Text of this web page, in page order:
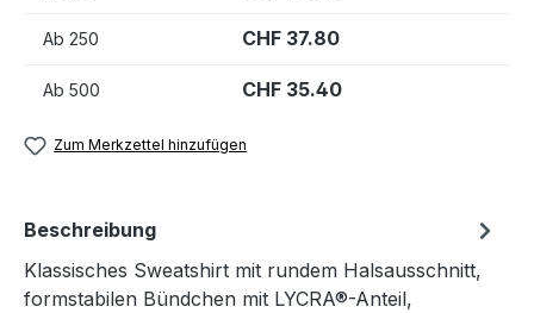
Ab 250 CHF 37.80
Ab 500 CHF 35.40
Zum Merkzettel hinzufügen
Beschreibung
Klassisches Sweatshirt mit rundem Halsausschnitt,
formstabilen Bündchen mit LYCRA®-Anteil,